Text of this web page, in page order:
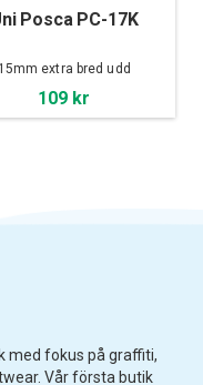
Posca PC-17K
15mm extra bred udd
109 kr
med fokus på graffiti,
Vår första butik